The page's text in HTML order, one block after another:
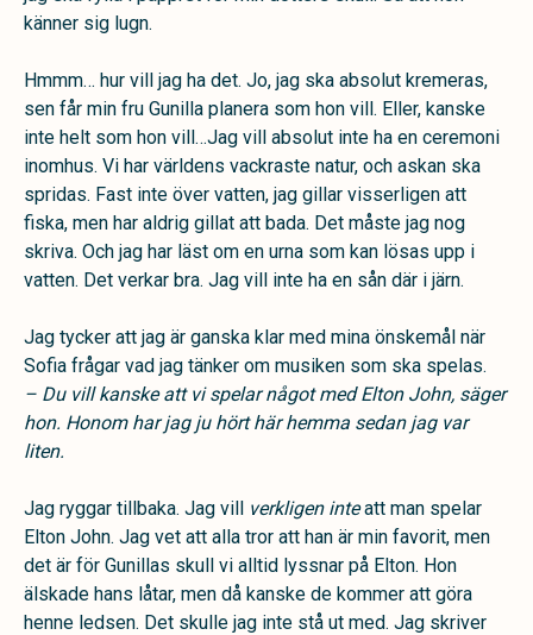
känner sig lugn.
Hmmm… hur vill jag ha det. Jo, jag ska absolut kremeras,
sen får min fru Gunilla planera som hon vill. Eller, kanske
inte helt som hon vill…Jag vill absolut inte ha en ceremoni
inomhus. Vi har världens vackraste natur, och askan ska
spridas. Fast inte över vatten, jag gillar visserligen att
fiska, men har aldrig gillat att bada. Det måste jag nog
skriva. Och jag har läst om en urna som kan lösas upp i
vatten. Det verkar bra. Jag vill inte ha en sån där i järn.
Jag tycker att jag är ganska klar med mina önskemål när
Sofia frågar vad jag tänker om musiken som ska spelas.
– Du vill kanske att vi spelar något med Elton John, säger
hon. Honom har jag ju hört här hemma sedan jag var
liten.
Jag ryggar tillbaka. Jag vill verkligen inteatt man spelar
Elton John. Jag vet att alla tror att han är min favorit, men
det är för Gunillas skull vi alltid lyssnar på Elton. Hon
älskade hans låtar, men då kanske de kommer att göra
henne ledsen. Det skulle jag inte stå ut med. Jag skriver